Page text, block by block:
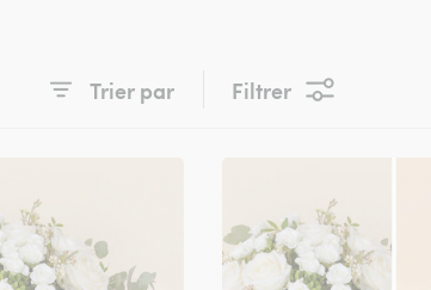
Trier par Filtrer